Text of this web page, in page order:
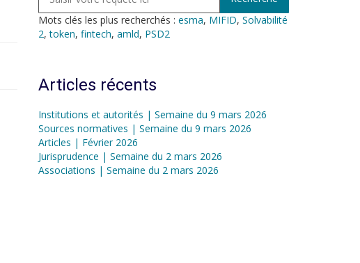
Mots clés les plus recherchés : esma, MIFID, Solvabilité
2,token, fintech, amld, PSD2
Articles récents
Institutions et autorités | Semaine du 9 mars 2026
Sources normatives | Semaine du 9 mars 2026
Articles | Février 2026
Jurisprudence | Semaine du 2 mars 2026
Associations | Semaine du 2 mars 2026